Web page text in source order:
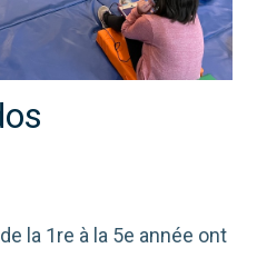
la 1re à la 5e année ont